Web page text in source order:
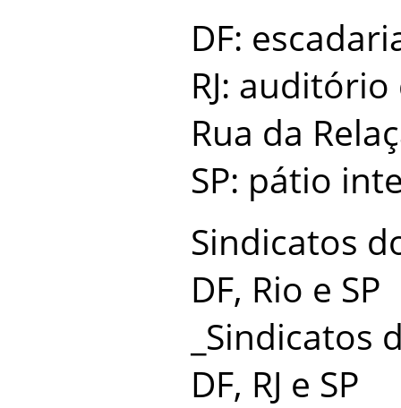
DF:
RJ:
Rua da
SP: pátio
Sindicatos
DF, Rio e SP
_Sindicatos
DF, RJ e SP